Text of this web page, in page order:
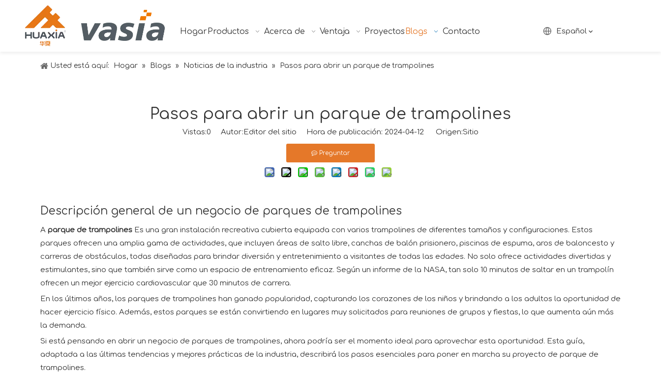
Hogar Productos Acerca de Ventaja Proyectos Blogs Contacto Español
Usted está aquí: Hogar » Blogs » Noticias de la industria » Pasos para abrir un parque de trampolines
Pasos para abrir un parque de trampolines
Vistas:0 Autor:Editor del sitio Hora de publicación: 2024-04-12 Origen:Sitio
Preguntar
Descripción general de un negocio de parques de trampolines
A parque de trampolines Es una gran instalación recreativa cubierta equipada con varios trampolines de diferentes tamaños y configuraciones. Estos
parques ofrecen una amplia gama de actividades, que incluyen áreas de salto libre, canchas de balón prisionero, piscinas de espuma, aros de baloncesto y
carreras de obstáculos, todas diseñadas para brindar diversión y entretenimiento a visitantes de todas las edades. No solo ofrece actividades divertidas y
estimulantes, sino que también sirve como un espacio de entrenamiento eficaz. Según un informe de la NASA, tan solo 10 minutos de saltar en un trampolín
ofrecen un mejor ejercicio cardiovascular que 30 minutos de carrera.
En los últimos años, los parques de trampolines han ganado popularidad, capturando los corazones de los niños y brindando a los adultos la oportunidad de
hacer ejercicio físico. Además, estos parques se están convirtiendo en lugares muy solicitados para reuniones de grupos y fiestas, lo que aumenta aún más
la demanda.
Si está pensando en abrir un negocio de parques de trampolines, ahora podría ser el momento ideal para aprovechar esta oportunidad. Esta guía,
adaptada a las últimas tendencias y mejores prácticas de la industria, describirá los pasos esenciales para poner en marcha su proyecto de parque de
trampolines.